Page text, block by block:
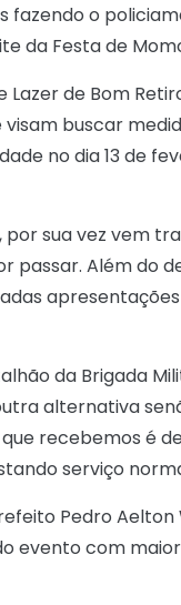
fazendo o
da Festa de
de Bom
buscar
no dia 13 de
sua vez vem
passar. Além do
da Brigada
alternativa
recebemos é
serviço
Pedro
evento com